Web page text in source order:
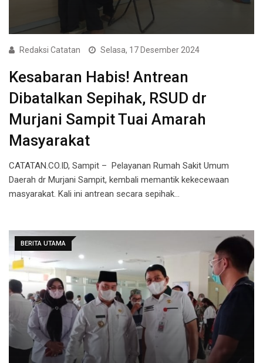
Redaksi Catatan Selasa, 17 Desember 2024
Kesabaran Habis! Antrean
Dibatalkan Sepihak, RSUD dr
Murjani Sampit Tuai Amarah
Masyarakat
CATATAN.CO.ID, Sampit – Pelayanan Rumah Sakit Umum
Daerah dr Murjani Sampit, kembali memantik kekecewaan
masyarakat. Kali ini antrean secara sepihak…
BERITA UTAMA